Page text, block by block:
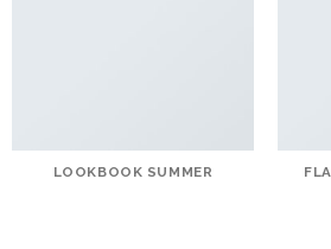
LOOKBOOK SUMMER